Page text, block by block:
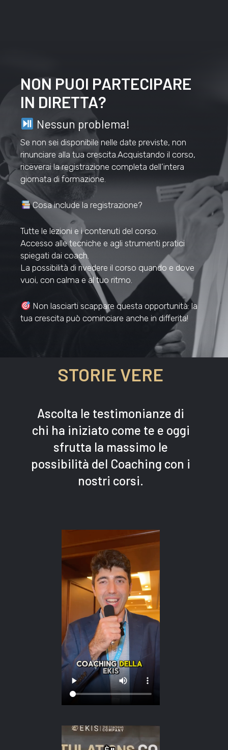
NON PUOI PARTECIPARE
IN DIRETTA?
Nessun problema!
Se non sei disponibile nelle date previste, non
rinunciare alla tua crescita.Acquistando il corso,
riceverai la registrazione completa dell’intera
giornata di formazione.
Cosa include la registrazione?
Tutte le lezioni e i contenuti del corso.
Accesso alle tecniche e agli strumenti pratici
spiegati dai coach.
La possibilità di rivedere il corso quando e dove
vuoi, con calma e al tuo ritmo.
Non lasciarti scappare questa opportunità: la
tua crescita può cominciare anche in differita!
STORIE VERE
Ascolta le testimonianze di
chi ha iniziato come te e oggi
sfrutta la massimo le
possibilità del Coaching con i
nostri corsi.